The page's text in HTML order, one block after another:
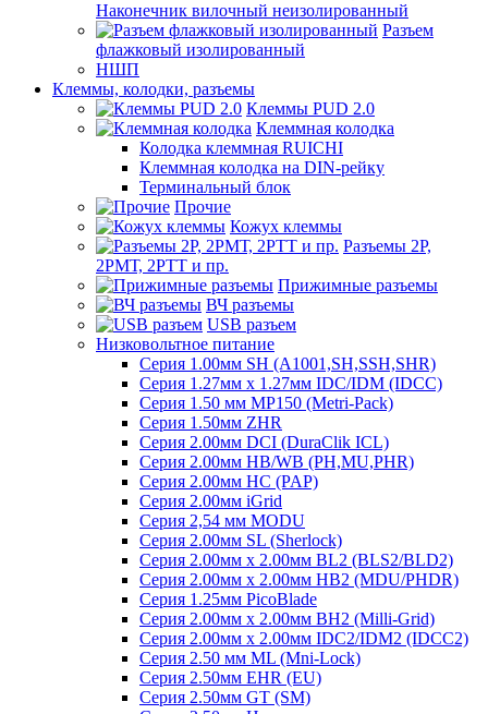
Наконечник вилочный неизолированный
Разъем
флажковый изолированный
НШП
Клеммы, колодки, разъемы
Клеммы PUD 2.0
Клеммная колодка
Колодка клеммная RUICHI
Клеммная колодка на DIN-рейку
Терминальный блок
Прочие
Кожух клеммы
Разъемы 2Р,
2РМТ, 2РТТ и пр.
Прижимные разъемы
ВЧ разъемы
USB разъем
Низковольтное питание
Серия 1.00мм SH (A1001,SH,SSH,SHR)
Серия 1.27мм x 1.27мм IDC/IDM (IDCC)
Серия 1.50 мм MP150 (Metri-Pack)
Серия 1.50мм ZHR
Серия 2.00мм DCI (DuraClik ICL)
Серия 2.00мм HB/WB (PH,MU,PHR)
Серия 2.00мм HC (PAP)
Серия 2.00мм iGrid
Серия 2,54 мм MODU
Серия 2.00мм SL (Sherlock)
Серия 2.00мм x 2.00мм BL2 (BLS2/BLD2)
Серия 2.00мм x 2.00мм HB2 (MDU/PHDR)
Серия 1.25мм PicoBlade
Серия 2.00мм х 2.00мм BH2 (Milli-Grid)
Серия 2.00мм х 2.00мм IDC2/IDM2 (IDCC2)
Серия 2.50 мм ML (Mni-Lock)
Серия 2.50мм EHR (EU)
Серия 2.50мм GT (SM)